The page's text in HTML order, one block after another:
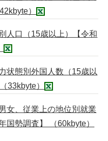
）
口（15歳以上）【令和
態別外国人数（15歳以
33kbyte）
女、従業上の地位別就業
国勢調査】 （60kbyte）